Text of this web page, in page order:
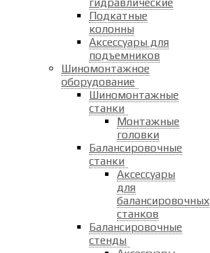
Подкатные
колонны
Аксессуары для
подъемников
Шиномонтажное
оборудование
Шиномонтажные
станки
Монтажные
головки
Балансировочные
станки
Аксессуары
для
балансировочных
станков
Балансировочные
стенды